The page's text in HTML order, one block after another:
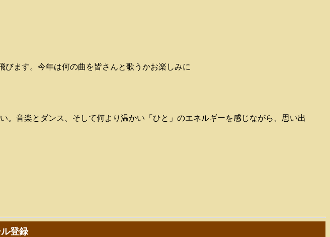
びます。今年は何の曲を皆さんと歌うかお楽しみに
音楽とダンス、そして何より温かい「ひと」のエネルギーを感じながら、思い出
登録